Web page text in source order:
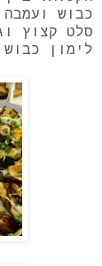
כבוש
סלט קצוץ
לימון